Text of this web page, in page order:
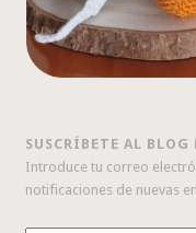
SUSCRÍBETE AL BLOG
Introduce tu correo
notificaciones de nuevas